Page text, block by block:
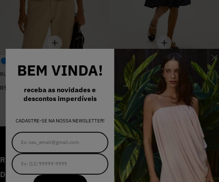
BEM VINDA!
receba as novidades e
descontos imperdíveis
CADASTRE-SE NA NOSSA NEWSLETTER!
BLUSA SARJA LARA PEROLA
R$ 00
VESTIDO MADALENA AZUL MARINHO DOT
R$ 398 00
R$ 159,20
RECEBA AS NOVIDADES E
DESCONTOS IMPERDÍVEIS